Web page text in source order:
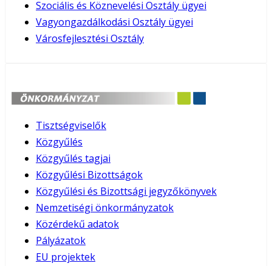
Szociális és Köznevelési Osztály ügyei
Vagyongazdálkodási Osztály ügyei
Városfejlesztési Osztály
Tisztségviselők
Közgyűlés
Közgyűlés tagjai
Közgyűlési Bizottságok
Közgyűlési és Bizottsági jegyzőkönyvek
Nemzetiségi önkormányzatok
Közérdekű adatok
Pályázatok
EU projektek